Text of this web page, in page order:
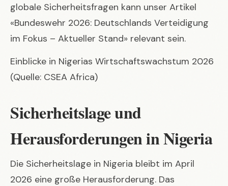
globale Sicherheitsfragen kann unser Artikel
«Bundeswehr 2026: Deutschlands Verteidigung
im Fokus – Aktueller Stand» relevant sein.
Einblicke in Nigerias Wirtschaftswachstum 2026
(Quelle: CSEA Africa)
Sicherheitslage und
Herausforderungen in Nigeria
Die Sicherheitslage in Nigeria bleibt im April
2026 eine große Herausforderung. Das